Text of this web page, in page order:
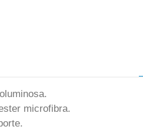
microfibra.